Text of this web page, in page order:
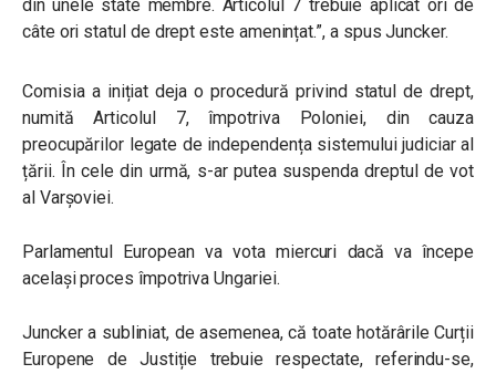
din unele state membre. Articolul 7 trebuie aplicat ori de
câte ori statul de drept este amenințat.”, a spus Juncker.
Comisia a inițiat deja o procedură privind statul de drept,
numită Articolul 7, împotriva Poloniei, din cauza
preocupărilor legate de independența sistemului judiciar al
țării. În cele din urmă, s-ar putea suspenda dreptul de vot
al Varșoviei.
Parlamentul European va vota miercuri dacă va începe
același proces împotriva Ungariei.
Juncker a subliniat, de asemenea, că toate hotărârile Curții
Europene de Justiție trebuie respectate, referindu-se,